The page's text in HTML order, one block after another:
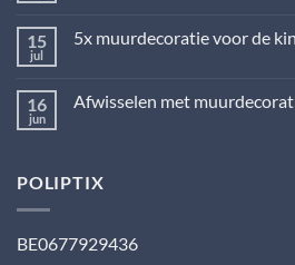
en
stoer
Schilderen
en
creëren
15
jul
5x muurdecoratie voor de
5x
16
jun
Afwisselen met
met
POLIPTIX
BE0677929436